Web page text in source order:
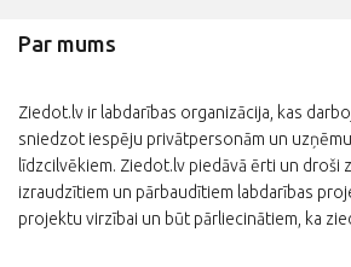
Par mums
Ziedot.lv ir labdarības organizācija, kas
sniedzot iespēju privātpersonām un
līdzcilvēkiem. Ziedot.lv piedāvā ērti un droši
izraudzītiem un pārbaudītiem labdarības
projektu virzībai un būt pārliecinātiem, ka